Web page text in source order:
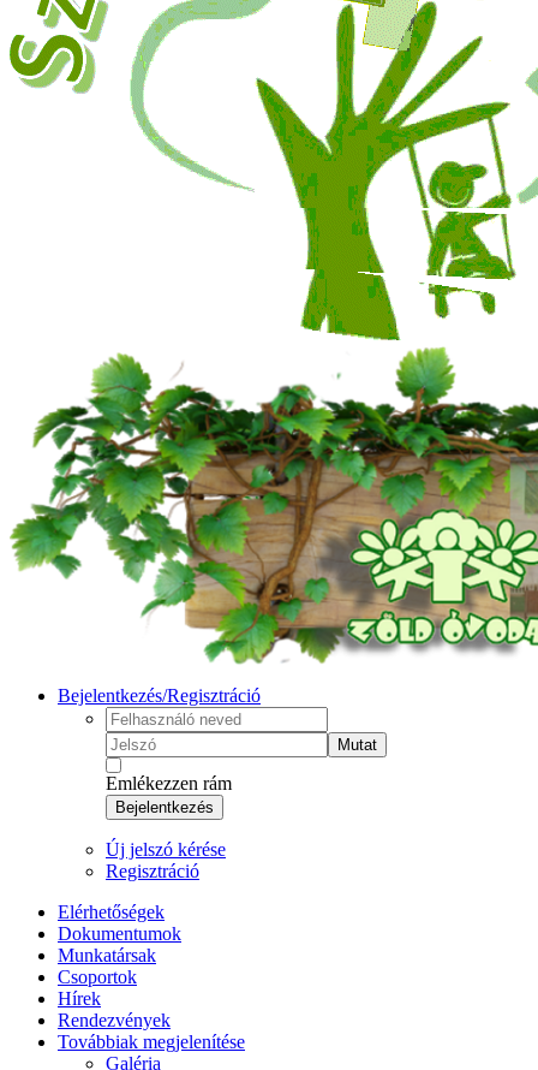
Bejelentkezés/Regisztráció
Mutat
Emlékezzen rám
Bejelentkezés
Új jelszó kérése
Regisztráció
Elérhetőségek
Dokumentumok
Munkatársak
Csoportok
Hírek
Rendezvények
Továbbiak megjelenítése
Galéria